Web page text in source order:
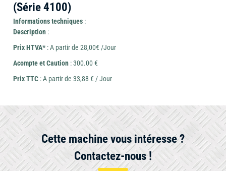
(Série 4100)
Informations techniques :
Description :
Prix HTVA* : A partir de 28,00€ /Jour
Acompte et Caution : 300.00 €
Prix TTC : A partir de 33,88 € / Jour
Cette machine vous intéresse ?
Contactez-nous !